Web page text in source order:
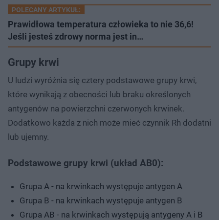
POLECANY ARTYKUŁ:
Prawidłowa temperatura człowieka to nie 36,6!
Jeśli jesteś zdrowy norma jest in…
Grupy krwi
U ludzi wyróżnia się cztery podstawowe grupy krwi,
które wynikają z obecności lub braku określonych
antygenów na powierzchni czerwonych krwinek.
Dodatkowo każda z nich może mieć czynnik Rh dodatni
lub ujemny.
Podstawowe grupy krwi (układ AB0):
Grupa A - na krwinkach występuje antygen A
Grupa B - na krwinkach występuje antygen B
Grupa AB - na krwinkach występują antygeny A i B